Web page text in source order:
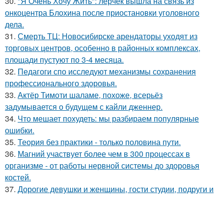
онкоцентра Блохина после приостановки уголовного
дела.
31. Смерть ТЦ: Новосибирске арендаторы уходят из
торговых центров, особенно в районных комплексах,
площади пустуют по 3-4 месяца.
32. Педагоги спо исследуют механизмы сохранения
профессионального здоровья.
33. Актёр Тимоти шаламе, похоже, всерьёз
задумывается о будущем с кайли дженнер.
34. Что мешает похудеть: мы разбираем популярные
ошибки.
35. Теория без практики - только половина пути.
36. Магний участвует более чем в 300 процессах в
организме - от работы нервной системы до здоровья
костей.
37. Дорогие девушки и женщины, гости студии, подруги и